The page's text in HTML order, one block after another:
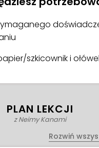
i fachowemu
Neimy już dziś!
szkicownik i
PLAN LEKCJI
z Neimy Kanami
Rozwiń